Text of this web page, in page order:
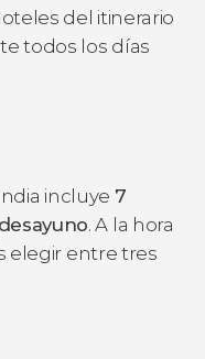
del itinerario
todos los días
incluye 7
. A la hora
elegir entre tres